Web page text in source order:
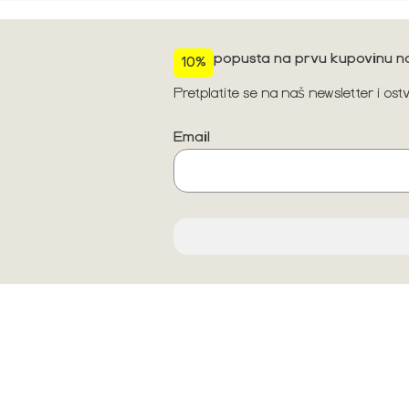
10% popusta na prvu kupovinu
Pretplatite se na naš newsletter i
Email